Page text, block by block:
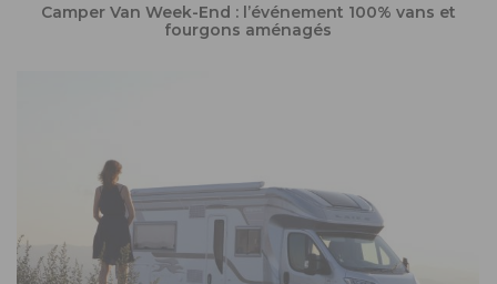
Camper Van Week-End : l’événement 100% vans et
fourgons aménagés